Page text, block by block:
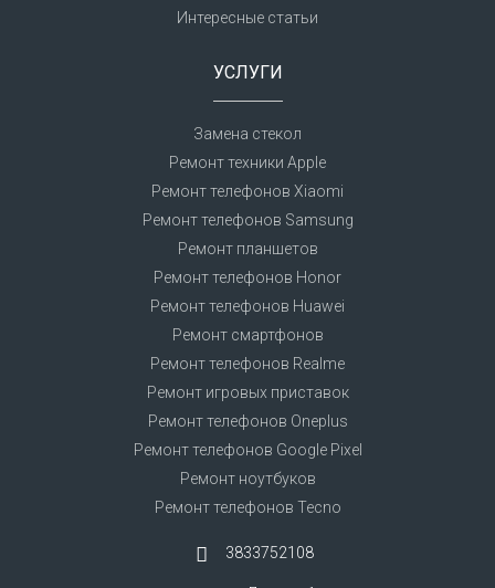
Интересные статьи
УСЛУГИ
Замена стекол
Ремонт техники Apple
Ремонт телефонов Xiaomi
Ремонт телефонов Samsung
Ремонт планшетов
Ремонт телефонов Honor
Ремонт телефонов Huawei
Ремонт смартфонов
Ремонт телефонов Realme
Ремонт игровых приставок
Ремонт телефонов Oneplus
Ремонт телефонов Google Pixel
Ремонт ноутбуков
Ремонт телефонов Tecno
3833752108